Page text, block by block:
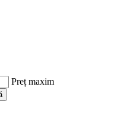
Preț maxim